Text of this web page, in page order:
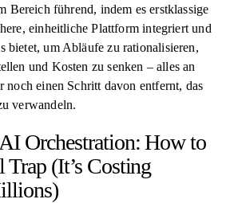
Bereich führend, indem es erstklassige
einheitliche Plattform integriert und
bietet, um Abläufe zu rationalisieren,
und Kosten zu senken – alles an
noch einen Schritt davon entfernt, das
verwandeln.
Orchestration: How to
(It’s Costing